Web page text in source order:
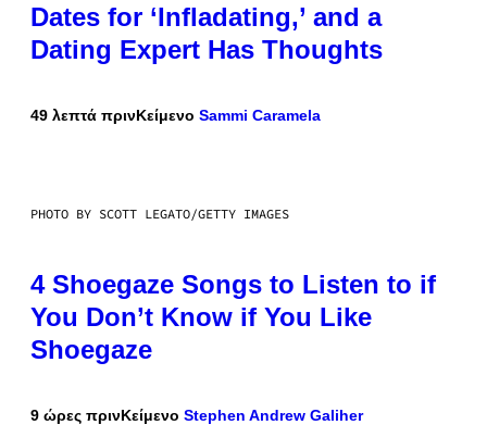
Dates for ‘Infladating,’ and a
Dating Expert Has Thoughts
49 λεπτά πρινΚείμενο Sammi Caramela
PHOTO BY SCOTT LEGATO/GETTY IMAGES
4 Shoegaze Songs to Listen to if
You Don’t Know if You Like
Shoegaze
9 ώρες πρινΚείμενο Stephen Andrew Galiher